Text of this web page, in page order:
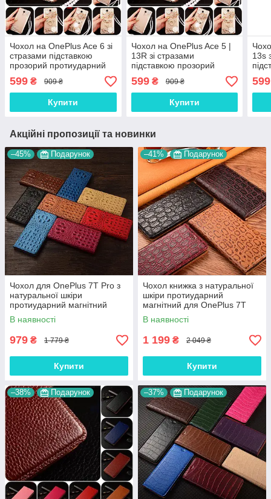
Чохол на OnePlus Ace 6 зі
стразами підставкою
прозорий протиударний
TPU "ROYALER"
599 ₴ 909 ₴
Купити
Чохол на OnePlus Ace 5 |
13R зі стразами
підставкою прозорий
протиударний TPU
"ROYALER"
599₴ 909 ₴
Купити
13s
599
Акційні пропозиції та новинки
–45% Подарунок
Чохол для OnePlus 7T Pro з
натуральної шкіри
протиударний магнітний
книжка з підставкою
"CROCOHEAD"
В наявності
979 ₴ 1 779 ₴
Купити
–41% Подарунок
Чохол книжка з натуральної
шкіри протиударний
магнітний для OnePlus 7T
Pro "JACOSA"
В наявності
1 199 ₴ 2 049 ₴
Купити
–38% Подарунок –37% Подарунок